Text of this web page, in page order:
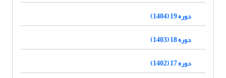
دوره 19 (1404)
دوره 18 (1403)
دوره 17 (1402)